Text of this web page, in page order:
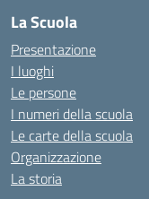
La Scuola
Presentazione
I luoghi
Le persone
I numeri della scuola
Le carte della scuola
Organizzazione
La storia